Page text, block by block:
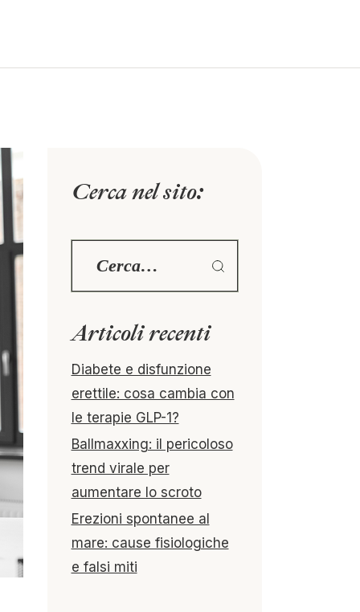
Cerca nel sito:
Articoli recenti
Diabete e disfunzione
erettile: cosa cambia con
le terapie GLP-1?
Ballmaxxing: il pericoloso
trend virale per
aumentare lo scroto
Erezioni spontanee al
mare: cause fisiologiche
e falsi miti